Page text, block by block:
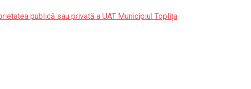
publică sau privată a UAT Municipiul Toplița